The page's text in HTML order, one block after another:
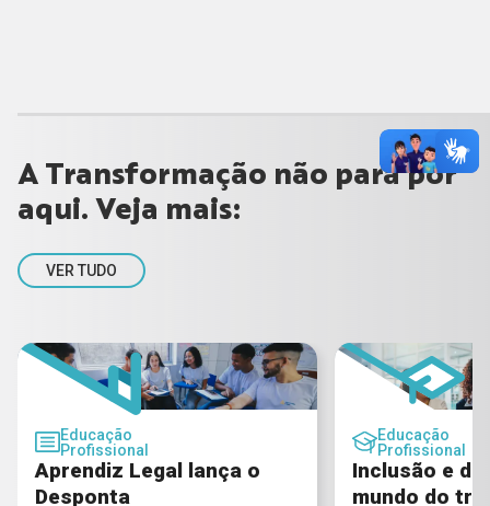
A Transformação não para por
aqui. Veja mais:
VER TUDO
Educação
Profissional
Aprendiz Legal lança o
Desponta
Educação
Profissional
Inclusão e
mundo do